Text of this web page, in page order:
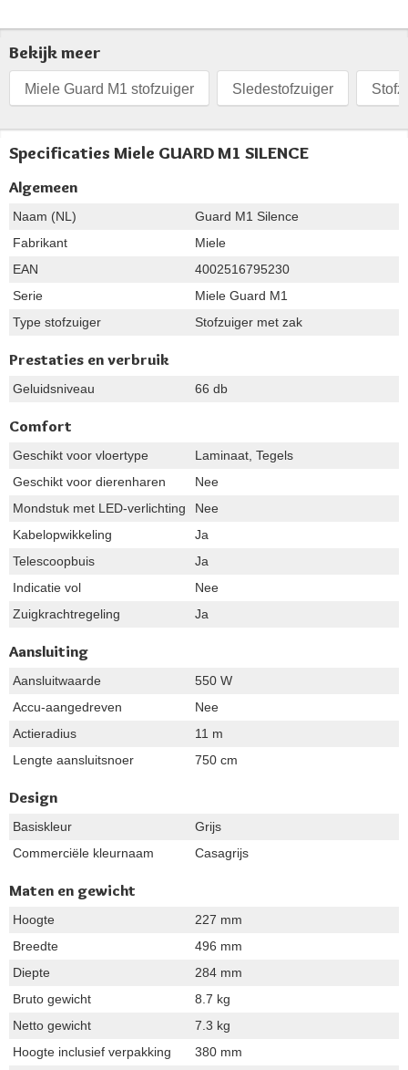
Bekijk meer
Miele Guard M1 stofzuiger Sledestofzuiger
Specificaties Miele GUARD M1 SILENCE
Algemeen
Naam (NL)
Guard M1 Silence
Fabrikant
Miele
EAN
4002516795230
Serie
Miele Guard M1
Type stofzuiger
Stofzuiger met zak
Prestaties en verbruik
Geluidsniveau 66 db
Comfort
Geschikt voor vloertype
Laminaat, Tegels
Geschikt voor dierenharen
Nee
Mondstuk met LED-verlichting
Nee
Kabelopwikkeling
Ja
Telescoopbuis
Ja
Indicatie vol
Nee
Zuigkrachtregeling
Ja
Aansluiting
Aansluitwaarde
550 W
Accu-aangedreven
Nee
Actieradius
11 m
Lengte aansluitsnoer
750 cm
Design
Basiskleur
Grijs
Commerciële kleurnaam
Casagrijs
Maten en gewicht
Hoogte
227 mm
Breedte
496 mm
Diepte
284 mm
Bruto gewicht
8.7 kg
Netto gewicht
7.3 kg
Hoogte inclusief verpakking
380 mm